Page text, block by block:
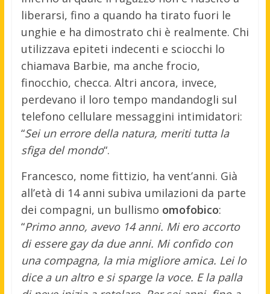
liberarsi, fino a quando ha tirato fuori le
unghie e ha dimostrato chi è realmente. Chi
utilizzava epiteti indecenti e sciocchi lo
chiamava Barbie, ma anche frocio,
finocchio, checca. Altri ancora, invece,
perdevano il loro tempo mandandogli sul
telefono cellulare messaggini intimidatori:
“Sei un errore della natura, meriti tutta la
sfiga del mondo“.
Francesco, nome fittizio, ha vent’anni. Già
all’età di 14 anni subiva umilazioni da parte
dei compagni, un bullismo omofobico:
“Primo anno, avevo 14 anni. Mi ero accorto
di essere gay da due anni. Mi confido con
una compagna, la mia migliore amica. Lei lo
dice a un altro e si sparge la voce. E la palla